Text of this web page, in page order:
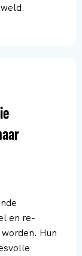
en re-
Hun